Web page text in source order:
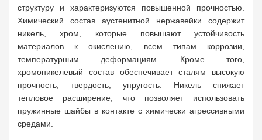
структуру и характеризуются повышенной прочностью.
Химический состав аустенитной нержавейки содержит
никель, хром, которые повышают устойчивость
материалов к окислению, всем типам коррозии,
температурным деформациям. Кроме того,
хромоникелевый состав обеспечивает сталям высокую
прочность, твердость, упругость. Никель снижает
тепловое расширение, что позволяет использовать
пружинные шайбы в контакте с химически агрессивными
средами.